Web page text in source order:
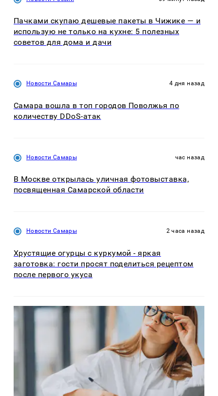
Пачками скупаю дешевые пакеты в Чижике — и
использую не только на кухне: 5 полезных
советов для дома и дачи
Новости Самары 4 дня назад
Самара вошла в топ городов Поволжья по
количеству DDoS-атак
Новости Самары час назад
В Москве открылась уличная фотовыставка,
посвященная Самарской области
Новости Самары 2 часа назад
Хрустящие огурцы с куркумой - яркая
заготовка: гости просят поделиться рецептом
после первого укуса